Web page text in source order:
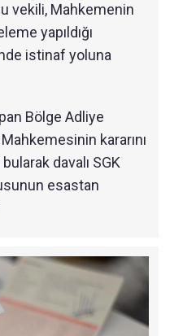
vekili, Mahkemenin
yapıldığı
istinaf yoluna
Bölge Adliye
kararını
davalı SGK
esastan